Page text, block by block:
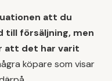
att du
till försäljning, men
att det har varit
köpare som visar